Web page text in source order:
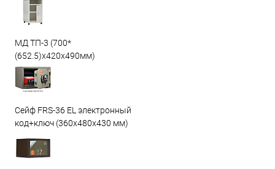
МД ТП-3 (700*
(652.5)x420x490мм)
Сейф FRS-36 EL электронный
код+ключ (360x480x430 мм)